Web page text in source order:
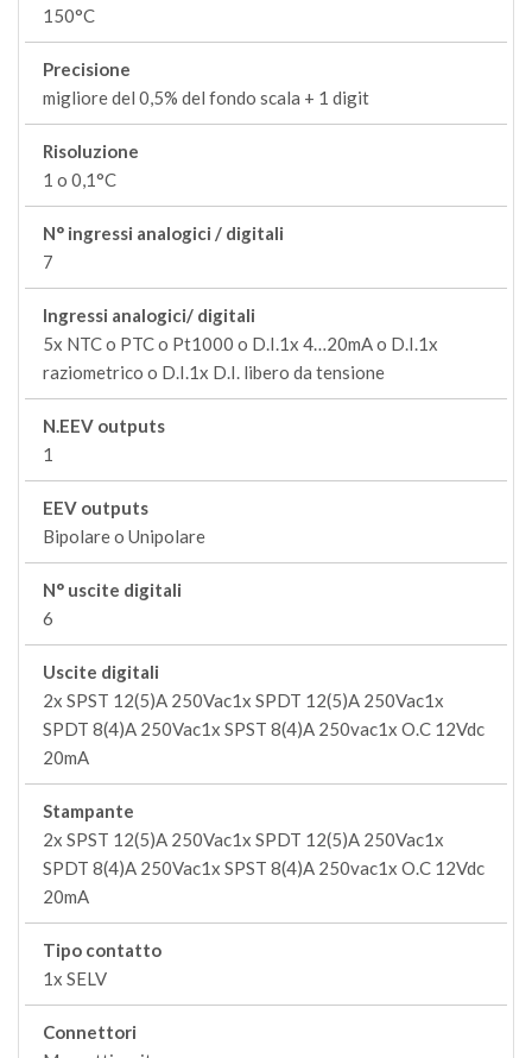
150°C
Precisione
migliore del 0,5% del fondo scala + 1 digit
Risoluzione
1 o 0,1°C
N° ingressi analogici / digitali
7
Ingressi analogici/ digitali
5x NTC o PTC o Pt1000 o D.I.1x 4…20mA o D.I.1x
raziometrico o D.I.1x D.I. libero da tensione
N.EEV outputs
1
EEV outputs
Bipolare o Unipolare
N° uscite digitali
6
Uscite digitali
2x SPST 12(5)A 250Vac1x SPDT 12(5)A 250Vac1x
SPDT 8(4)A 250Vac1x SPST 8(4)A 250vac1x O.C 12Vdc
20mA
Stampante
2x SPST 12(5)A 250Vac1x SPDT 12(5)A 250Vac1x
SPDT 8(4)A 250Vac1x SPST 8(4)A 250vac1x O.C 12Vdc
20mA
Tipo contatto
1x SELV
Connettori